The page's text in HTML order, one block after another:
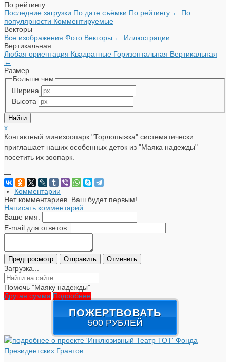
По рейтингу
Последние загрузки По дате съёмки По рейтингу ← По
популярности Комментируемые
Векторы
Все изображения Фото Векторы ← Иллюстрации
Вертикальная
Любая ориентация Квадратные Горизонтальная Вертикальная
←
Размер
Больше чем
Ширина
Высота
x
Контактный минизоопарк "Торлопыжка" систематически
приглашает наших особенных деток из "Маяка надежды"
посетить их зоопарк.
—
Комментарии
Нет комментариев. Ваш будет первым!
Написать комментарий
Ваше имя:
E-mail для ответов:
Загрузка...
Помочь "Маяку надежды"
Другая сумма Подробнее
ПОЖЕРТВОВАТЬ
500 РУБЛЕЙ